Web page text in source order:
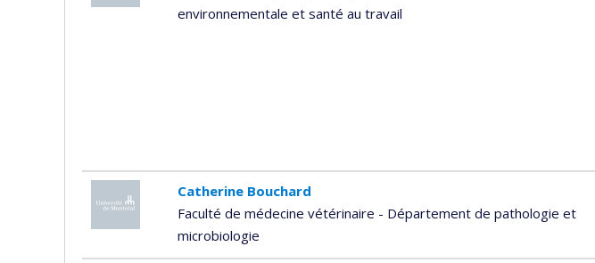
environnementale et santé au travail
Catherine Bouchard
Faculté de médecine vétérinaire - Département de pathologie et
microbiologie